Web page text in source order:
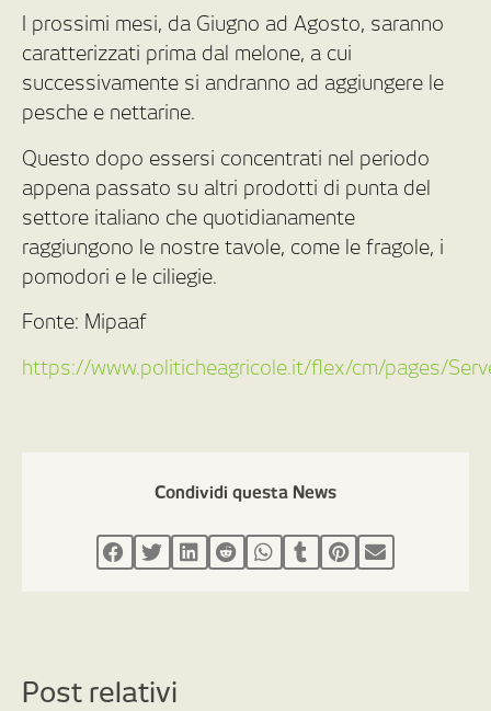
I prossimi mesi, da Giugno ad Agosto, saranno
caratterizzati prima dal melone, a cui
successivamente si andranno ad aggiungere le
pesche e nettarine.
Questo dopo essersi concentrati nel periodo
appena passato su altri prodotti di punta del
settore italiano che quotidianamente
raggiungono le nostre tavole, come le fragole, i
pomodori e le ciliegie.
Fonte: Mipaaf
https://www.politicheagricole.it/flex/cm/pages/
Condividi questa News
Post relativi